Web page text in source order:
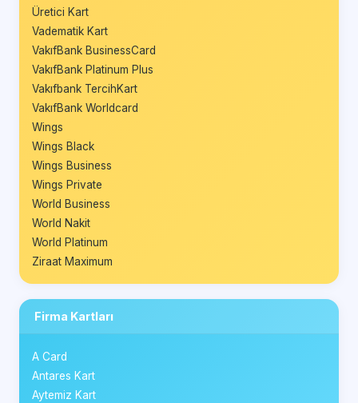
Üretici Kart
Vadematik Kart
VakıfBank BusinessCard
VakıfBank Platinum Plus
Vakıfbank TercihKart
VakıfBank Worldcard
Wings
Wings Black
Wings Business
Wings Private
World Business
World Nakit
World Platinum
Ziraat Maximum
Firma Kartları
A Card
Antares Kart
Aytemiz Kart